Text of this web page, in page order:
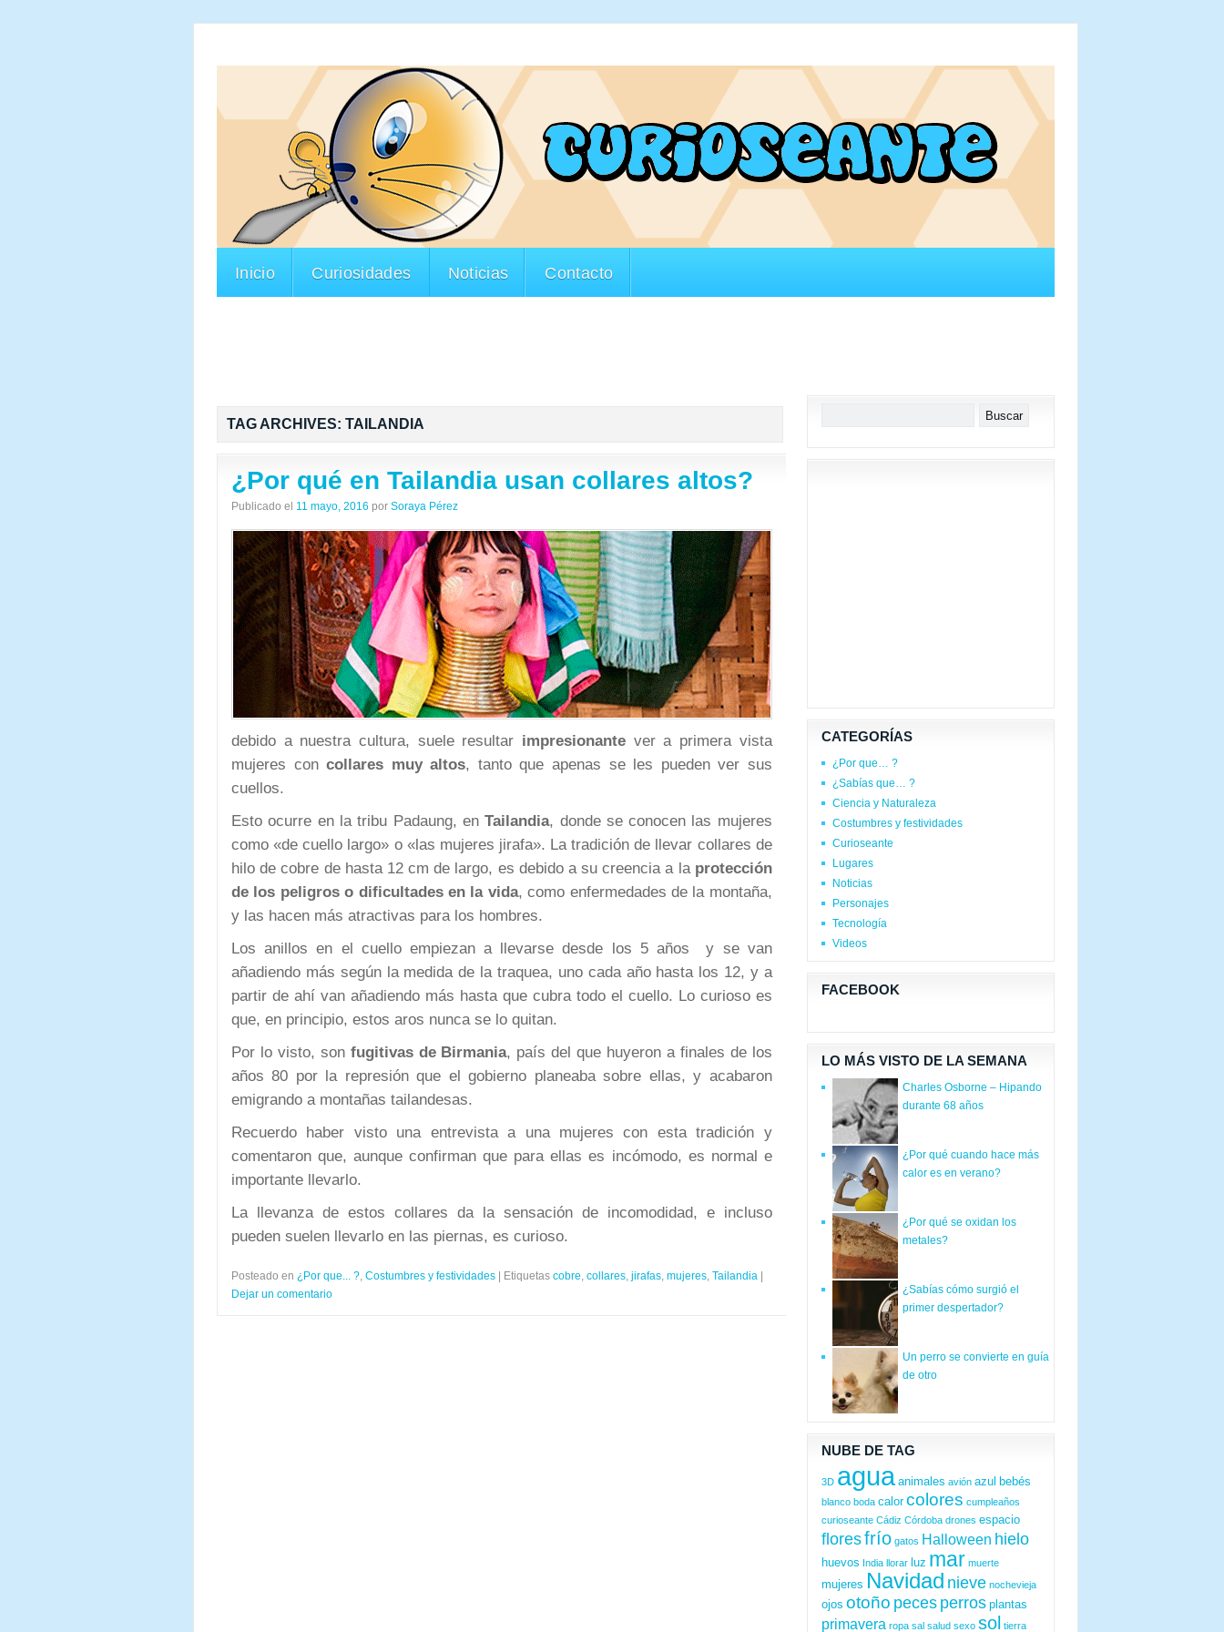
Inicio Curiosidades Noticias Contacto
TAG ARCHIVES: TAILANDIA
¿Por qué en Tailandia usan collares altos?
Publicado el 11 mayo, 2016 por Soraya Pérez
debido a nuestra cultura, suele resultar impresionante ver a primera vista
mujeres concollares muy altos, tanto que apenas se les pueden ver sus
cuellos.
Esto ocurre en la tribu Padaung, enTailandia, donde se conocen las mujeres
como «de cuello largo» o «las mujeres jirafa». La tradición de llevar collares de
hilo de cobre de hasta 12 cm de largo, es debido a su creencia a laprotección
de los peligros o dificultades en la vida, como enfermedades de la montaña,
y las hacen más atractivas para los hombres.
Los anillos en el cuello empiezan a llevarse desde los 5 años y se van
añadiendo más según la medida de la traquea, uno cada año hasta los 12, y a
partir de ahí van añadiendo más hasta que cubra todo el cuello. Lo curioso es
que, en principio, estos aros nunca se lo quitan.
Por lo visto, son fugitivas de Birmania, país del que huyeron a finales de los
años 80 por la represión que el gobierno planeaba sobre ellas, y acabaron
emigrando a montañas tailandesas.
Recuerdo haber visto una entrevista a una mujeres con esta tradición y
comentaron que, aunque confirman que para ellas es incómodo, es normal e
importante llevarlo.
La llevanza de estos collares da la sensación de incomodidad, e incluso
pueden suelen llevarlo en las piernas, es curioso.
Posteado en ¿Por que... ?, Costumbres y festividades Etiquetas cobre, collares, jirafas, mujeres, Tailandia
Dejar un comentario
CATEGORÍAS
¿Por que… ?
¿Sabías que… ?
Ciencia y Naturaleza
Costumbres y festividades
Curioseante
Lugares
Noticias
Personajes
Tecnología
Videos
FACEBOOK
LO MÁS VISTO DE LA SEMANA
Charles Osborne – Hipando
durante 68 años
¿Por qué cuando hace más
calor es en verano?
¿Por qué se oxidan los
metales?
¿Sabías cómo surgió el
primer despertador?
Un perro se convierte en guía
de otro
NUBE DE TAG
3D agua animales avión azul bebés
blanco boda calor colores cumpleaños
curioseante Cádiz Córdoba drones espacio
floresfrío gatos Halloween hielo
huevos India llorar luz mar muerte
mujeres Navidad nieve nochevieja
ojos otoño peces perros plantas
primavera ropa sal salud sexo sol tierra